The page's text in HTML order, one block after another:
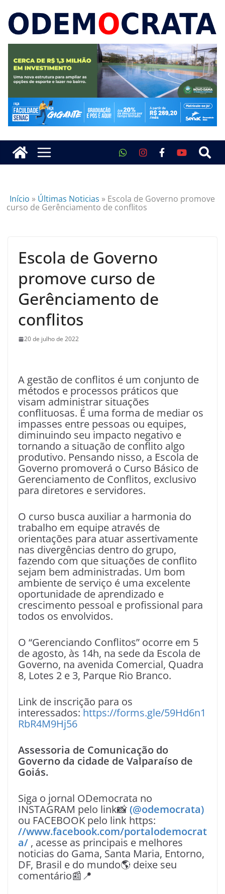
Início » Últimas Noticias » Escola de Governo promove
curso de Gerênciamento de conflitos
Escola de Governo
promove curso de
Gerênciamento de
conflitos
20 de julho de 2022
A gestão de conflitos é um conjunto de
métodos e processos práticos que
visam administrar situações
conflituosas. É uma forma de mediar os
impasses entre pessoas ou equipes,
diminuindo seu impacto negativo e
tornando a situação de conflito algo
produtivo. Pensando nisso, a Escola de
Governo promoverá o Curso Básico de
Gerenciamento de Conflitos, exclusivo
para diretores e servidores.
O curso busca auxiliar a harmonia do
trabalho em equipe através de
orientações para atuar assertivamente
nas divergências dentro do grupo,
fazendo com que situações de conflito
sejam bem administradas. Um bom
ambiente de serviço é uma excelente
oportunidade de aprendizado e
crescimento pessoal e profissional para
todos os envolvidos.
O “Gerenciando Conflitos” ocorre em 5
de agosto, às 14h, na sede da Escola de
Governo, na avenida Comercial, Quadra
8, Lotes 2 e 3, Parque Rio Branco.
Link de inscrição para os
interessados: https://forms.gle/59Hd6n1
RbR4M9Hj56
Assessoria de Comunicação do
Governo da cidade de Valparaíso de
Goiás.
Siga o jornal ODemocrata no
INSTAGRAM pelo link📸(@odemocrata)
ou FACEBOOK pelo link https:
//www.facebook.com/portalodemocrat
a/ , acesse as principais e melhores
noticias do Gama, Santa Maria, Entorno,
DF, Brasil e do mundo🌎 deixe seu
comentário📰📍